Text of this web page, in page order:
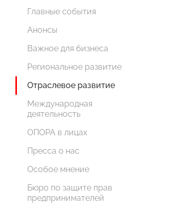
Главные события
Анонсы
Важное для бизнеса
Региональное развитие
Отраслевое развитие
Международная
деятельность
ОПОРА в лицах
Пресса о нас
Особое мнение
Бюро по защите прав
предпринимателей